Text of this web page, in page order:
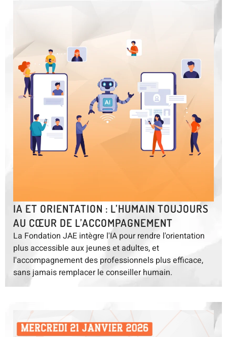
IA ET ORIENTATION : L’HUMAIN TOUJOURS
AU CŒUR DE L’ACCOMPAGNEMENT
La Fondation JAE intègre l'IA pour rendre l'orientation
plus accessible aux jeunes et adultes, et
l'accompagnement des professionnels plus efficace,
sans jamais remplacer le conseiller humain.